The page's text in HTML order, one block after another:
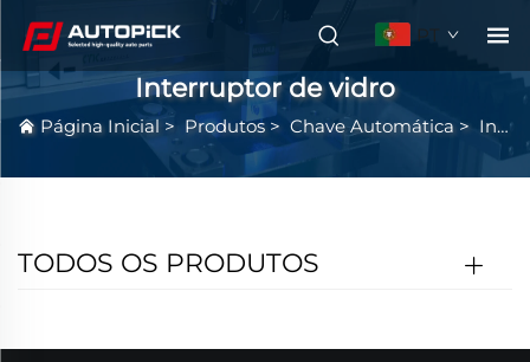
PT
Interruptor de vidro
Página Inicial > Produtos > Chave Automática> Interruptor de vidro
TODOS OS PRODUTOS